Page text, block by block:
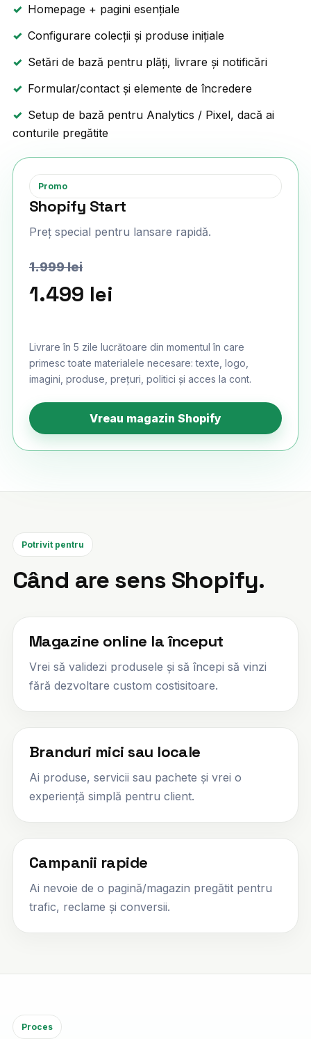
Homepage + pagini esențiale
Configurare colecții și produse inițiale
Setări de bază pentru plăți, livrare și notificări
Formular/contact și elemente de încredere
Setup de bază pentru Analytics / Pixel, dacă ai
conturile pregătite
Promo
Shopify Start
Preț special pentru lansare rapidă.
1.999 lei
1.499 lei
Livrare în 5 zile lucrătoare din momentul în care
primesc toate materialele necesare: texte, logo,
imagini, produse, prețuri, politici și acces la cont.
Vreau magazin Shopify
Potrivit pentru
Când are sens Shopify.
Magazine online la început
Vrei să validezi produsele și să începi să vinzi
fără dezvoltare custom costisitoare.
Branduri mici sau locale
Ai produse, servicii sau pachete și vrei o
experiență simplă pentru client.
Campanii rapide
Ai nevoie de o pagină/magazin pregătit pentru
trafic, reclame și conversii.
Proces